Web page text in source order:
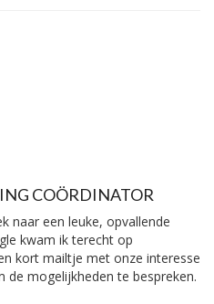
COÖRDINATOR
naar een leuke, opvallende
kwam ik terecht op
kort mailtje met onze interesse
mogelijkheden te bespreken.